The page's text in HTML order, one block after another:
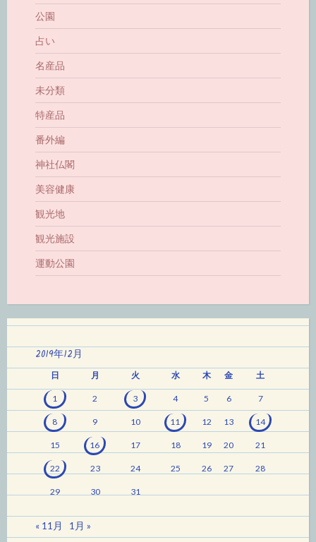
公園
占い
名産品
未分類
特産品
番外編
神社仏閣
美容健康
観光地
観光施設
運動公園
2019年12月
日 月 火 水 木 金 土
1 2 3 4 5 6 7
8 9 10 11 12 13 14
15 16 17 18 19 20 21
22 23 24 25 26 27 28
29 30 31
« 11月 1月 »